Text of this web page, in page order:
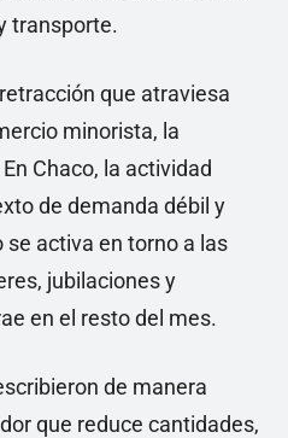
transporte.
que atraviesa
minorista, la
Chaco, la actividad
de demanda débil y
activa en torno a las
jubilaciones y
en el resto del mes.
de manera
que reduce cantidades,